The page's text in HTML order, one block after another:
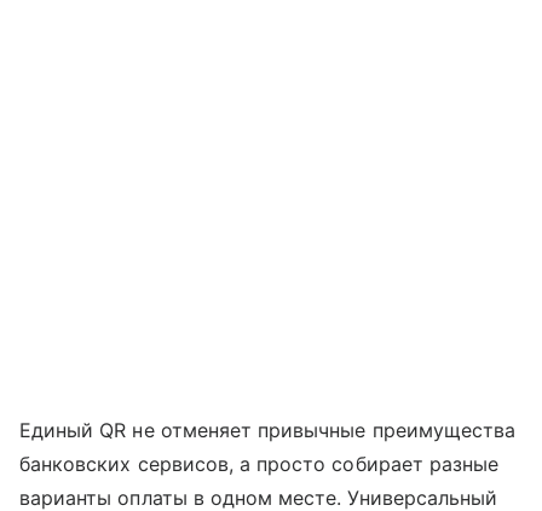
Единый QR не отменяет привычные преимущества
банковских сервисов, а просто собирает разные
варианты оплаты в одном месте. Универсальный